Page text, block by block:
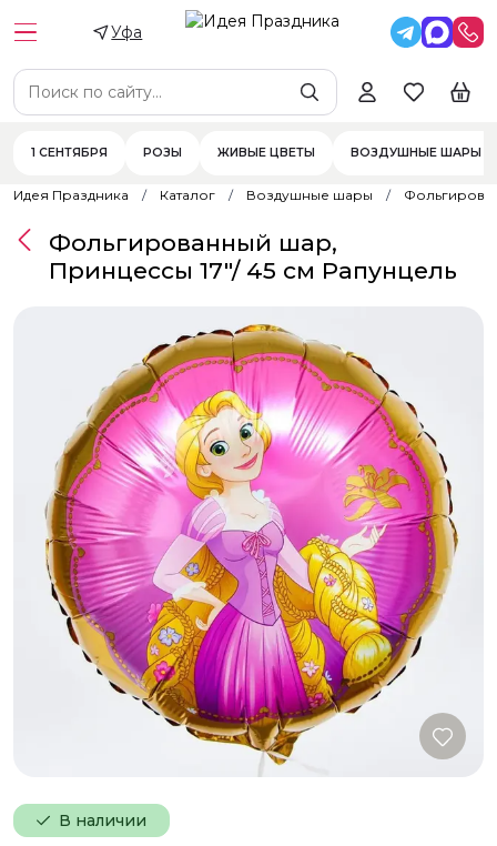
Уфа
1 СЕНТЯБРЯ РОЗЫ ЖИВЫЕ ЦВЕТЫ ВОЗДУШНЫЕ ШАРЫ
Идея Праздника Каталог Воздушные шары
В наличии
Фольгированный шар,
Принцессы 17"/ 45 см Рапунцель